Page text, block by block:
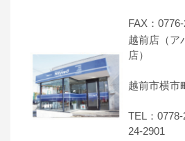
FAX：
越前店（ア
店）
越前市横市
TEL：
24-2901